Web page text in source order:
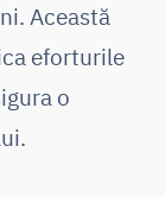
Această
eforturile
o